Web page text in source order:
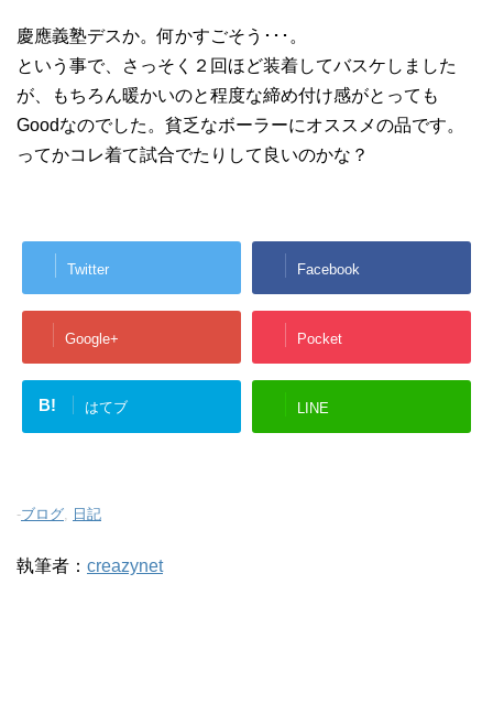
慶應義塾デスか。何かすごそう･･･。
という事で、さっそく２回ほど装着してバスケしました
が、もちろん暖かいのと程度な締め付け感がとっても
Goodなのでした。貧乏なボーラーにオススメの品です。
ってかコレ着て試合でたりして良いのかな？
Twitter Facebook
Google+ Pocket
B! はてブ LINE
-ブログ, 日記
執筆者： creazynet